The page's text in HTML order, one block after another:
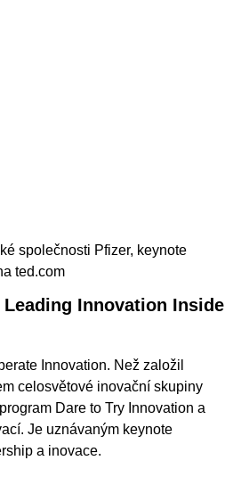
společnosti Pfizer, keynote
ted.com
Innovation Inside
Innovation. Než založil
celosvětové inovační skupiny
Dare to Try Innovation a
Je uznávaným keynote
a inovace.